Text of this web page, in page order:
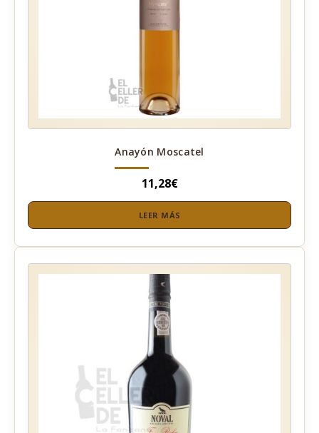
Anayón Moscatel
11,28€
LEER MÁS